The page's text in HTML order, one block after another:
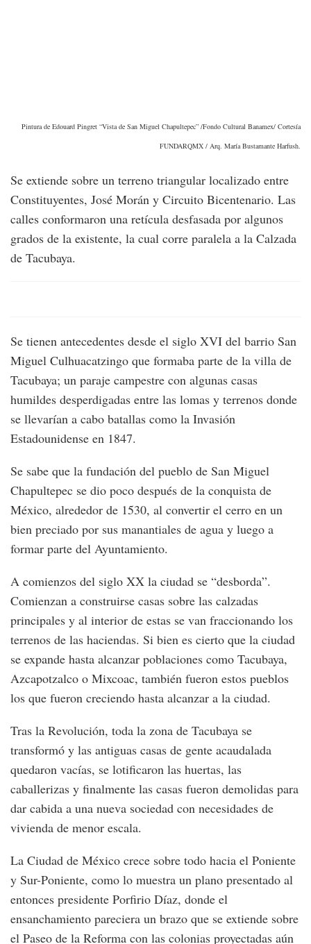
Pintura de Edouard Pingret “Vista de San Miguel Chapultepec” /Fondo Cultural Banamex/ Cortesía
FUNDARQMX / Arq. María Bustamante Harfush.
Se extiende sobre un terreno triangular localizado entre
Constituyentes, José Morán y Circuito Bicentenario. Las
calles conformaron una retícula desfasada por algunos
grados de la existente, la cual corre paralela a la Calzada
de Tacubaya.
Se tienen antecedentes desde el siglo XVI del barrio San
Miguel Culhuacatzingo que formaba parte de la villa de
Tacubaya; un paraje campestre con algunas casas
humildes desperdigadas entre las lomas y terrenos donde
se llevarían a cabo batallas como la Invasión
Estadounidense en 1847.
Se sabe que la fundación del pueblo de San Miguel
Chapultepec se dio poco después de la conquista de
México, alrededor de 1530, al convertir el cerro en un
bien preciado por sus manantiales de agua y luego a
formar parte del Ayuntamiento.
A comienzos del siglo XX la ciudad se “desborda”.
Comienzan a construirse casas sobre las calzadas
principales y al interior de estas se van fraccionando los
terrenos de las haciendas. Si bien es cierto que la ciudad
se expande hasta alcanzar poblaciones como Tacubaya,
Azcapotzalco o Mixcoac, también fueron estos pueblos
los que fueron creciendo hasta alcanzar a la ciudad.
Tras la Revolución, toda la zona de Tacubaya se
transformó y las antiguas casas de gente acaudalada
quedaron vacías, se lotificaron las huertas, las
caballerizas y finalmente las casas fueron demolidas para
dar cabida a una nueva sociedad con necesidades de
vivienda de menor escala.
La Ciudad de México crece sobre todo hacia el Poniente
y Sur-Poniente, como lo muestra un plano presentado al
entonces presidente Porfirio Díaz, donde el
ensanchamiento pareciera un brazo que se extiende sobre
el Paseo de la Reforma con las colonias proyectadas aún